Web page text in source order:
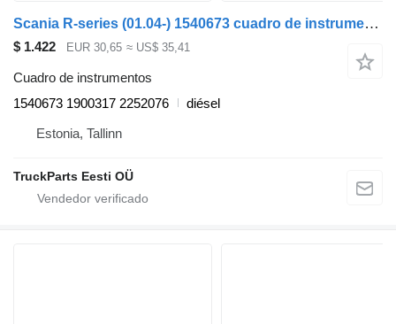
Scania R-series (01.04-) 1540673 cuadro de instrumentos para Scania P,G,R,T-series (2004-2017) cabeza tractora
$ 1.422 EUR 30,65 ≈ US$ 35,41
Cuadro de instrumentos
1540673 1900317 2252076
diésel
Estonia, Tallinn
TruckParts Eesti OÜ